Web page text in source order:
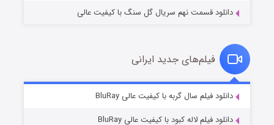
قسمت۷ (زیرنویس) منتشر شد
دانلود قسمت نهم سریال گل سنگ با کیفیت عالی
فیلم‌های جدید ایرانی
دانلود فیلم سال گربه با کیفیت عالی BluRay
دانلود فیلم لاله کبود با کیفیت عالی BluRay